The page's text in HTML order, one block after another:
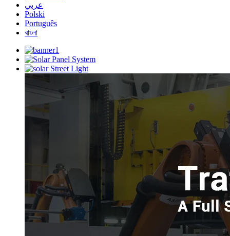
عربي
Polski
Português
বাংলা